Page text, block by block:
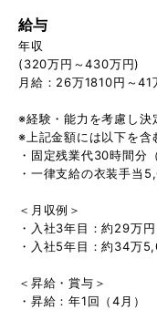
給与
年収
(320万円～430万円)
月給：26万1810円～41
※経験・能力を考慮し決
※上記金額には以下を含
・固定残業代30時間分
・一律支給の衣装手当
＜月収例＞
・入社3年目：約29万円
・入社5年目：約34万
＜昇給・賞与＞
・昇給：年1回（4月）